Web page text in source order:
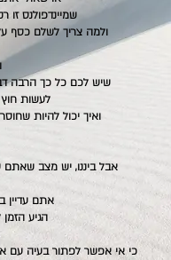
שמיינדפולנס זו
ולמה צריך לשלם כסף
שיש לכם כל כך הרבה
לעשות
ואיך יכול להיות
אבל ביננו, יש מצב שאתם
אתם עדיין
הגיע
כי אי אפשר לפתור בעיה עם